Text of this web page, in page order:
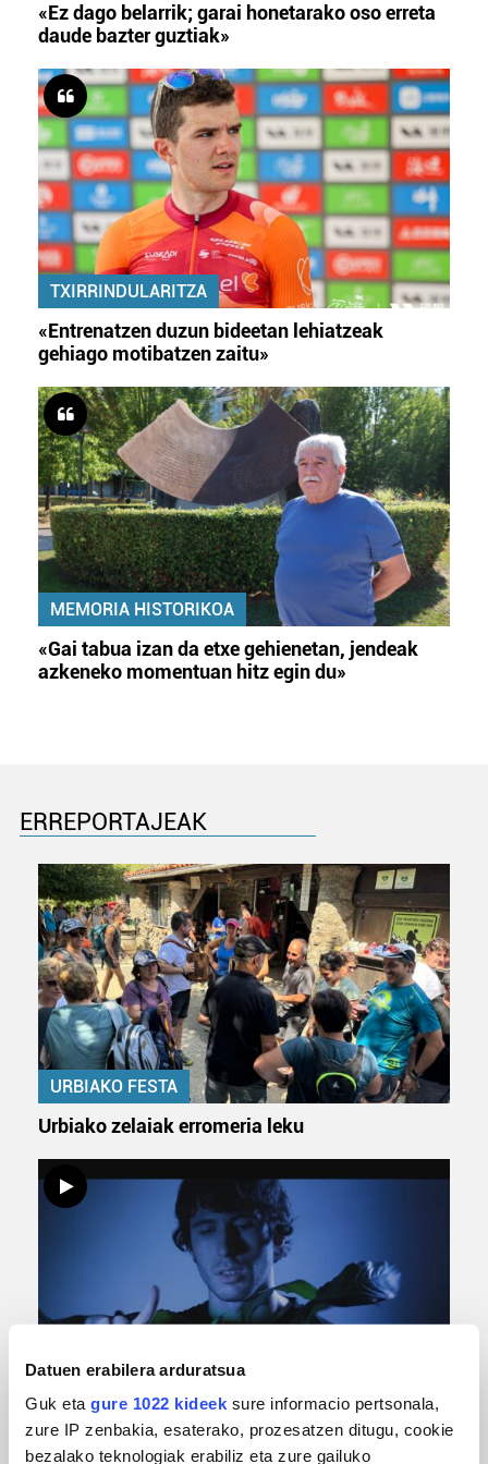
Datuen erabilera arduratsua
Guk eta gure 1022 kideek sure informacio pertsonala,
zure IP zenbakia, esaterako, prozesatzen ditugu, cookie
bezalako teknologiak erabiliz eta zure gailuko
«Ez dago belarrik; garai honetarako oso erreta
daude bazter guztiak»
TXIRRINDULARITZA
«Entrenatzen duzun bideetan lehiatzeak
gehiago motibatzen zaitu»
MEMORIA HISTORIKOA
«Gai tabua izan da etxe gehienetan, jendeak
azkeneko momentuan hitz egin du»
ERREPORTAJEAK
URBIAKO FESTA
Urbiako zelaiak erromeria leku
MUSIKA
Odik berria ezagutzeko aukera 'KimiK' eta
'Amaaaa!' abestiekin